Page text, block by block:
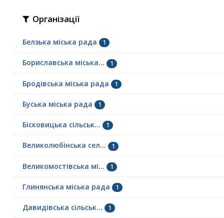
Організації
Белзька міська рада 1
Бориславська міська... 1
Бродівська міська рада 1
Буська міська рада 1
Бісковицька сільськ... 1
Великолюбінська сел... 1
Великомостівська мі... 1
Глинянська міська рада 1
Давидівська сільськ... 1